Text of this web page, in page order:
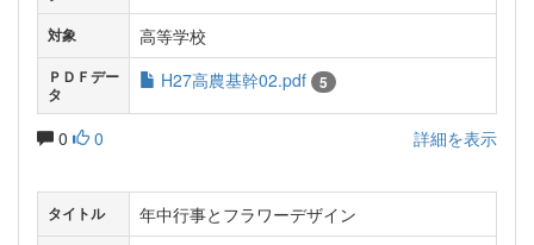
対象
高等学校
ＰＤＦデー
タ
H27高農基幹02.pdf 5
0 0 詳細を表示
タイトル 年中行事とフラワーデザイン